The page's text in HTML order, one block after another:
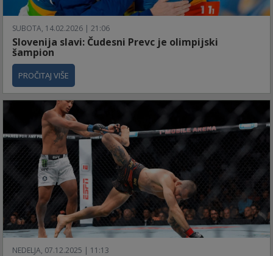
SUBOTA, 14.02.2026 | 21:06
Slovenija slavi: Čudesni Prevc je olimpijski
šampion
PROČITAJ VIŠE
NEDELJA, 07.12.2025 | 11:13